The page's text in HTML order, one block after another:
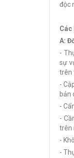
độc
Các
A:
-
sự
trên
-
bản
-
-
trên
-
-